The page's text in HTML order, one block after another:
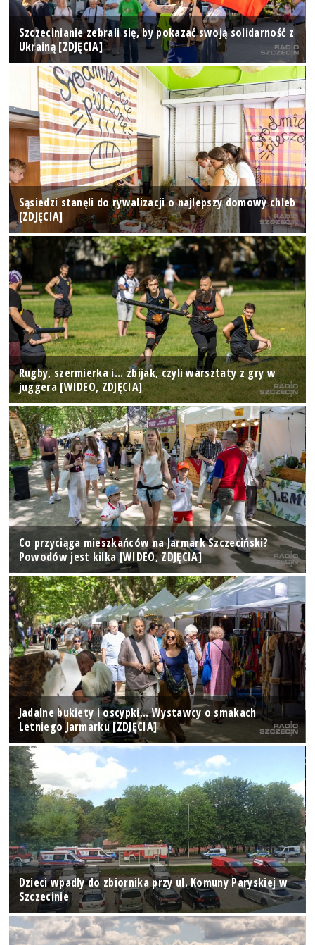
Szczecinianie zebrali się, by pokazać swoją solidarność z
Ukrainą [ZDJĘCIA]
Sąsiedzi stanęli do rywalizacji o najlepszy domowy chleb
[ZDJĘCIA]
Rugby, szermierka i... zbijak, czyli warsztaty z gry w
juggera [WIDEO, ZDJĘCIA]
Co przyciąga mieszkańców na Jarmark Szczeciński?
Powodów jest kilka [WIDEO, ZDJĘCIA]
Jadalne bukiety i oscypki... Wystawcy o smakach
Letniego Jarmarku [ZDJĘCIA]
Dzieci wpadły do zbiornika przy ul. Komuny Paryskiej w
Szczecinie